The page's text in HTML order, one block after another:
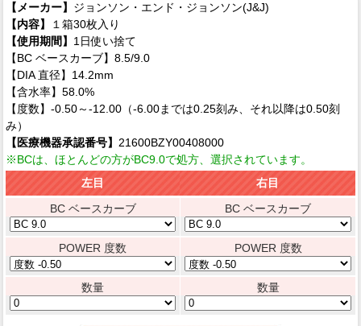
【メーカー】 ジョンソン・エンド・ジョンソン(J&J)
【内容】
１箱30枚入り
【使用期間】 1日使い捨て
【BC ベースカーブ】8.5/9.0
【DIA 直径】14.2mm
【含水率】58.0%
【度数】-0.50～-12.00（-6.00までは0.25刻み、それ以降は0.50刻
み）
【医療機器承認番号】 21600BZY00408000
※BCは、ほとんどの方がBC9.0で処方、選択されています。
左目
右目
BC ベースカーブ
POWER 度数
数量
BC ベースカーブ
POWER 度数
数量